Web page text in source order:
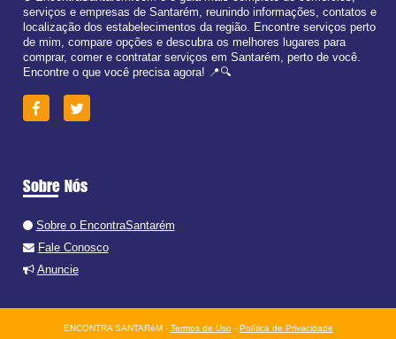
serviços e empresas de Santarém, reunindo informações, contatos e
localização dos estabelecimentos da região. Encontre serviços perto
de mim, compare opções e descubra os melhores lugares para
comprar, comer e contratar serviços em Santarém, perto de você.
Encontre o que você precisa agora! 📍🔍
Sobre Nós
Sobre o EncontraSantarém
Fale Conosco
Anuncie
ENCONTRA SANTARéM - Termos de Uso- Política de Privacidade